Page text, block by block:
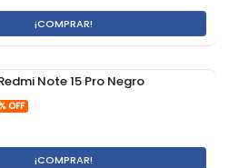
¡COMPRAR!
Note 15 Pro Negro
OFF
¡COMPRAR!